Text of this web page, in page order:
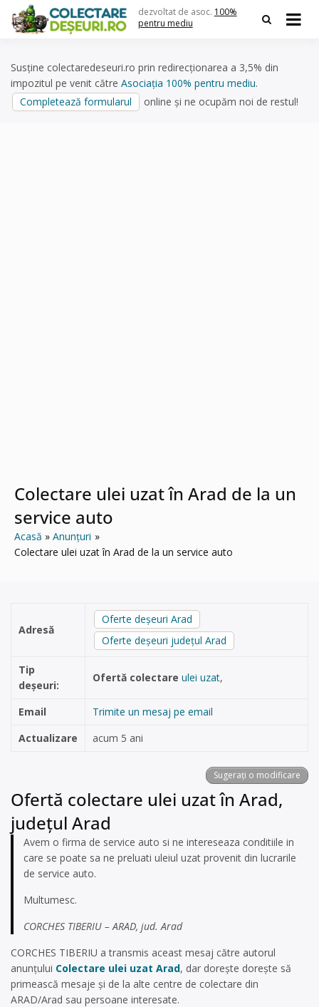
content
dezvoltat de asoc. 100%
pentru mediu
Susține colectaredeseuri.ro prin redirecționarea a 3,5% din
impozitul pe venit către Asociația 100% pentru mediu.
Completează formularul
online și ne ocupăm noi de restul!
Colectare ulei uzat în Arad de la un
service auto
Acasă
Anunțuri
Colectare ulei uzat în Arad de la un service auto
Adresă
Oferte deșeuri Arad
Oferte deșeuri județul Arad
Tip
deșeuri:
Ofertă colectare ulei uzat,
Email
Trimite un mesaj pe email
Actualizare
acum 5 ani
Sugerați o modificare
Ofertă colectare ulei uzat în Arad,
județul Arad
Avem o firma de service auto si ne intereseaza conditiile in
care se poate sa ne preluati uleiul uzat provenit din lucrarile
de service auto.
Multumesc.
CORCHES TIBERIU – ARAD, jud. Arad
CORCHES TIBERIU a transmis aceast mesaj către autorul
anunțului Colectare ulei uzat Arad, dar dorește dorește să
primească mesaje și de la alte centre de colectare din
ARAD/Arad sau persoane interesate.